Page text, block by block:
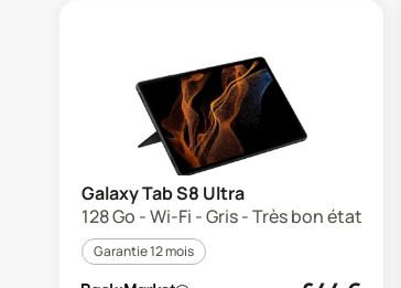
Galaxy Tab S8 Ultra
128 Go - Wi-Fi - Gris - Très bon état
Garantie 12 mois